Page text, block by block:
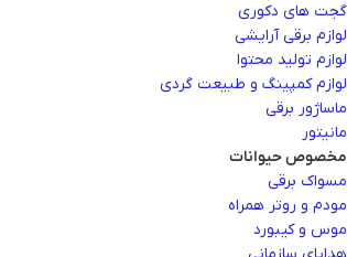
گجت های دکوری
لوازم برقی آرایشی
لوازم تولید محتوا
لوازم کمپینگ و طبیعت گردی
ماساژور برقی
مانیتور
مخصوص حیوانات
مسواک برقی
مودم و روتر همراه
موس و کیبورد